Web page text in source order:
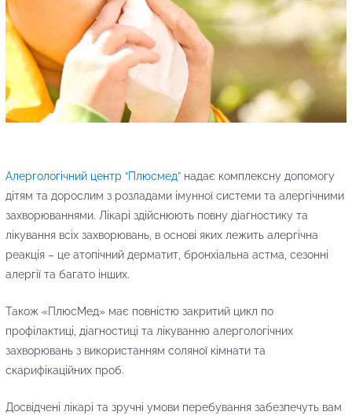
Алергологічний центр “Плюсмед” надає комплексну допомогу
дітям та дорослим з розладами імунної системи та алергічними
захворюваннями. Лікарі здійснюють повну діагностику та
лікування всіх захворювань, в основі яких лежить алергічна
реакція – це атопічний дерматит, бронхіальна астма, сезонні
алергії та багато інших.
Також «ПлюсМед» має повністю закритий цикл по
профілактиці, діагностиці та лікуванню алергологічних
захворювань з використанням соляної кімнати та
скарифікаційних проб.
Досвідчені лікарі та зручні умови перебування забезпечуть вам